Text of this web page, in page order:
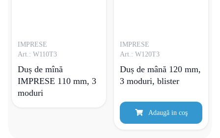
IMPRESE
Art.: W110T3
Duș de mînă
IMPRESE 110 mm, 3
moduri
IMPRESE
Art.: W120Т3
Duș de mână 120 mm,
3 moduri, blister
Adaugă in coş